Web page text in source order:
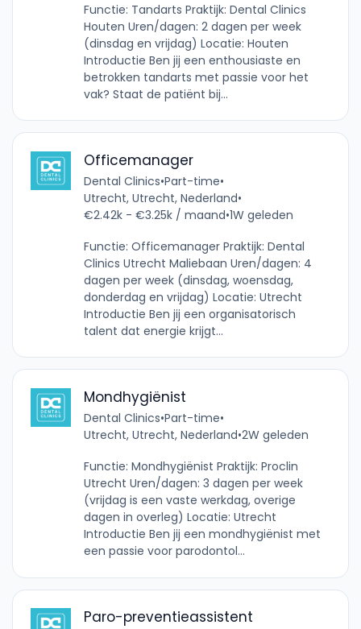
Functie: Tandarts Praktijk: Dental Clinics
Houten Uren/dagen: 2 dagen per week
(dinsdag en vrijdag) Locatie: Houten
Introductie Ben jij een enthousiaste en
betrokken tandarts met passie voor het
vak? Staat de patiënt bij...
Officemanager
Dental Clinics•Part-time•
Utrecht, Utrecht, Nederland•
€2.42k - €3.25k / maand•1W geleden
Functie: Officemanager Praktijk: Dental
Clinics Utrecht Maliebaan Uren/dagen: 4
dagen per week (dinsdag, woensdag,
donderdag en vrijdag) Locatie: Utrecht
Introductie Ben jij een organisatorisch
talent dat energie krijgt...
Mondhygiënist
Dental Clinics•Part-time•
Utrecht, Utrecht, Nederland•2W geleden
Functie: Mondhygiënist Praktijk: Proclin
Utrecht Uren/dagen: 3 dagen per week
(vrijdag is een vaste werkdag, overige
dagen in overleg) Locatie: Utrecht
Introductie Ben jij een mondhygiënist met
een passie voor parodontol...
Paro-preventieassistent